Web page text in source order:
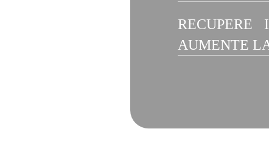
AUMENTE